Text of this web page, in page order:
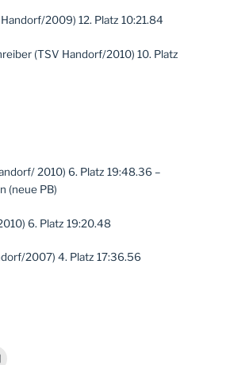
2009) 12. Platz 10:21.84
(TSV Handorf/2010) 10. Platz
2010) 6. Platz 19:48.36 –
(neue PB)
6. Platz 19:20.48
2007) 4. Platz 17:36.56